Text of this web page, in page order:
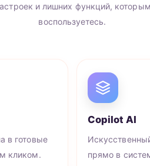
и лишних функций,
воспользуетесь.
в готовые
кликом.
Copilot AI
прямо в